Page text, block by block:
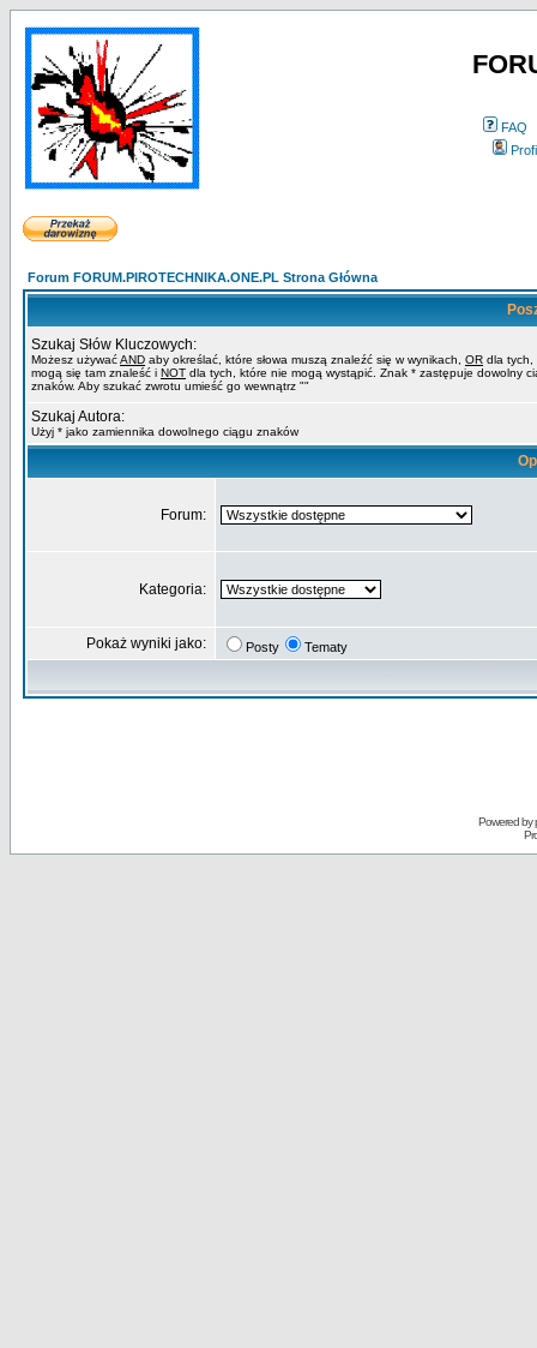
FAQ
Forum FORUM.PIROTECHNIKA.ONE.PL Strona Główna
Szukaj Słów Kluczowych:
Możesz używaćAND aby określać, które słowa muszą znaleźć się w wynikach, OR dla tych,
mogą się tam znaleść i NOT dla tych, które nie mogą wystąpić. Znak * zastępuje dowolny
znaków. Aby szukać zwrotu umieść go wewnątrz ""
Szukaj Autora:
Użyj * jako zamiennika dowolnego ciągu znaków
Forum:
Kategoria:
Pokaż wyniki jako: Posty Tematy
Powered by